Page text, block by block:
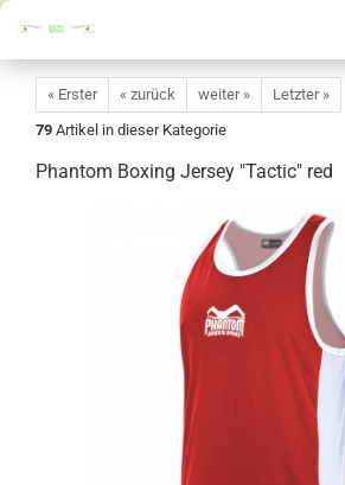
« Erster « zurück weiter »
Letzter »
79 Artikel in dieser Kategorie
Phantom Boxing Jersey "Tactic" red